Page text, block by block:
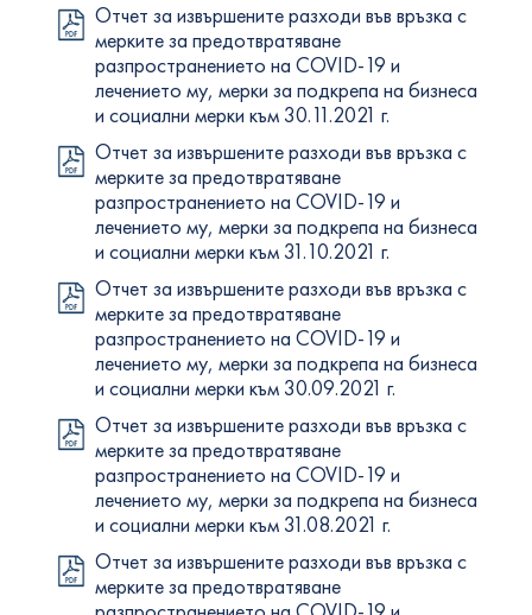
Отчет за извършените разходи във връзка с
мерките за предотвратяване
разпространението на COVID-19 и
лечението му, мерки за подкрепа на бизнеса
и социални мерки към 30.11.2021 г.
Отчет за извършените разходи във връзка с
мерките за предотвратяване
разпространението на COVID-19 и
лечението му, мерки за подкрепа на бизнеса
и социални мерки към 31.10.2021 г.
Отчет за извършените разходи във връзка с
мерките за предотвратяване
разпространението на COVID-19 и
лечението му, мерки за подкрепа на бизнеса
и социални мерки към 30.09.2021 г.
Отчет за извършените разходи във връзка с
мерките за предотвратяване
разпространението на COVID-19 и
лечението му, мерки за подкрепа на бизнеса
и социални мерки към 31.08.2021 г.
Отчет за извършените разходи във връзка с
мерките за предотвратяване